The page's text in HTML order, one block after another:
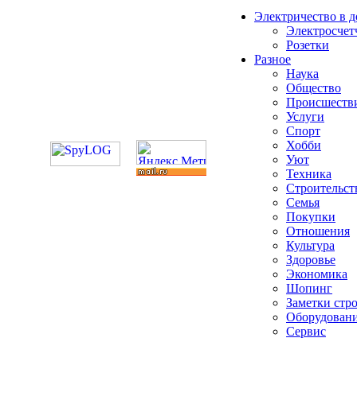
Электричество в
Розетки
Разное
Наука
Общество
Услуги
Спорт
Хобби
Уют
Техника
Семья
Покупки
Отношения
Культура
Здоровье
Экономика
Шопинг
Заметки
Сервис